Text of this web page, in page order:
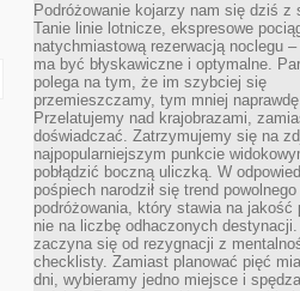
Podróżowanie kojarzy nam się dziś z
Tanie linie lotnicze, ekspresowe
natychmiastową rezerwacją noclegu
ma być błyskawiczne i optymalne.
polega na tym, że im szybciej się
przemieszczamy, tym mniej
Przelatujemy nad krajobrazami,
doświadczać. Zatrzymujemy się na
najpopularniejszym punkcie
pobłądzić boczną uliczką. W
pośpiech narodził się trend powolnego
podróżowania, który stawia na jakość
nie na liczbę odhaczonych destynacji.
zaczyna się od rezygnacji z
checklisty. Zamiast planować pięć
dni, wybieramy jedno miejsce i